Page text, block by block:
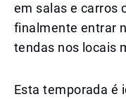
em salas e carros
finalmente entrar
tendas nos locais
Esta temporada é